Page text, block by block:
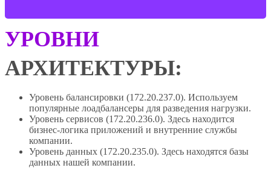
УРОВНИ
АРХИТЕКТУРЫ:
Уровень балансировки (172.20.237.0). Используем
популярные лоадбалансеры для разведения нагрузки.
Уровень сервисов (172.20.236.0). Здесь находится
бизнес-логика приложений и внутренние службы
компании.
Уровень данных (172.20.235.0). Здесь находятся базы
данных нашей компании.